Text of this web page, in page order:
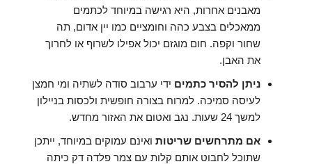
מאבנים אחרות, היא רגישה במיוחד לכתמים
ממאכלים בצבע כהה וחומציים כמו יין אדום, תה
שחור וקפה. חום מוגזם יכול אפילו לשרוף או לחרוך
את האבן.
ניתן להסיר כתמים ידי ערבוב סודה לשתיה ומי חמצן
לעיסה סמיכה. למרוח בצורה חופשית ולכסות בניילון
למשך 24 שעות. נגב ואטום את האזור מחדש.
אם מתרחשים שריטות ואינם עמוקים במיוחד, ייתכן
שתוכל לחבוט אותם קלות עם צמר פלדה דק כיתה